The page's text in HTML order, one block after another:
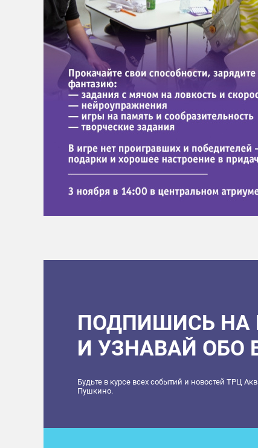
ПОДПИШИСЬ НА
И УЗНАВАЙ ОБО
Будьте в курсе всех событий и новостей ТРЦ
Пушкино.